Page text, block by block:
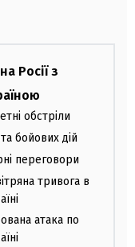
Росії з
обстріли
бойових дій
переговори
тривога в
атака по